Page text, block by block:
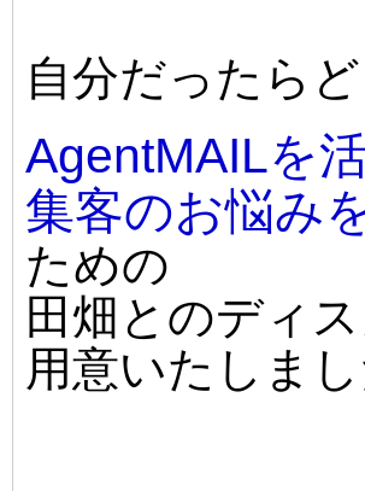
自分だったら
AgentMAILを
集客のお悩み
ための
田畑とのディ
用意いたしまし